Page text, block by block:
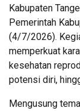
Kabupaten
Pemerintah
(4/7/2026).
memperkuat
kesehatan
potensi diri,
Mengusung